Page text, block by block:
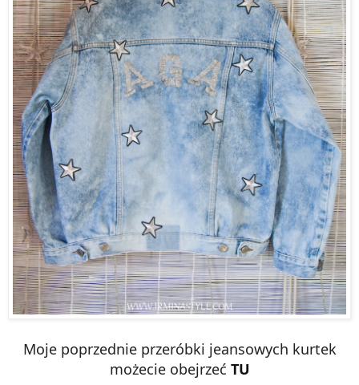
Moje poprzednie przeróbki jeansowych kurtek
możecie obejrzeć TU